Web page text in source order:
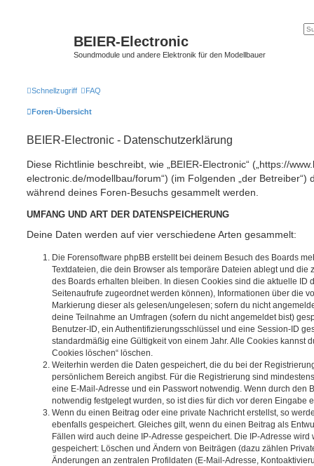
BEIER-Electronic
Soundmodule und andere Elektronik für den Modellbauer
Schnellzugriff FAQ
Foren-Übersicht
BEIER-Electronic - Datenschutzerklärung
Diese Richtlinie beschreibt, wie „BEIER-Electronic“ („https://
electronic.de/modellbau/forum“) (im Folgenden „der Betreiber“)
während deines Foren-Besuchs gesammelt werden.
UMFANG UND ART DER DATENSPEICHERUNG
Deine Daten werden auf vier verschiedene Arten gesammelt:
Die Forensoftware phpBB erstellt bei deinem Besuch des Boards
Textdateien, die dein Browser als temporäre Dateien ablegt und die
des Boards erhalten bleiben. In diesen Cookies sind die aktuelle ID
Seitenaufrufe zugeordnet werden können), Informationen über die
Markierung dieser als gelesen/ungelesen; sofern du nicht
deine Teilnahme an Umfragen (sofern du nicht angemeldet bist)
Benutzer-ID, ein Authentifizierungsschlüssel und eine Session-ID
standardmäßig eine Gültigkeit von einem Jahr. Alle Cookies kannst
Cookies löschen“ löschen.
Weiterhin werden die Daten gespeichert, die du bei der
persönlichem Bereich angibst. Für die Registrierung sind
eine E-Mail-Adresse und ein Passwort notwendig. Wenn durch den
notwendig festgelegt wurden, so ist dies für dich vor deren Eingabe
Wenn du einen Beitrag oder eine private Nachricht erstellst, so
ebenfalls gespeichert. Gleiches gilt, wenn du einen Beitrag als
Fällen wird auch deine IP-Adresse gespeichert. Die IP-Adresse
gespeichert: Löschen und Ändern von Beiträgen (dazu zählen
Änderungen an zentralen Profildaten (E-Mail-Adresse,